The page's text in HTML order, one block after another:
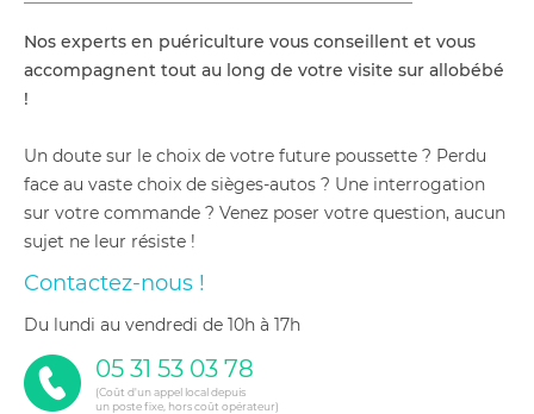
Nos experts en puériculture vous conseillent et vous
accompagnent tout au long de votre visite sur allobébé
!
Un doute sur le choix de votre future poussette ? Perdu
face au vaste choix de sièges-autos ? Une interrogation
sur votre commande ? Venez poser votre question, aucun
sujet ne leur résiste !
Contactez-nous !
du lundi au vendredi de 10h à 17h
05 31 53 03 78
(Coût d'un appel local depuis
un poste fixe, hors coût opérateur)